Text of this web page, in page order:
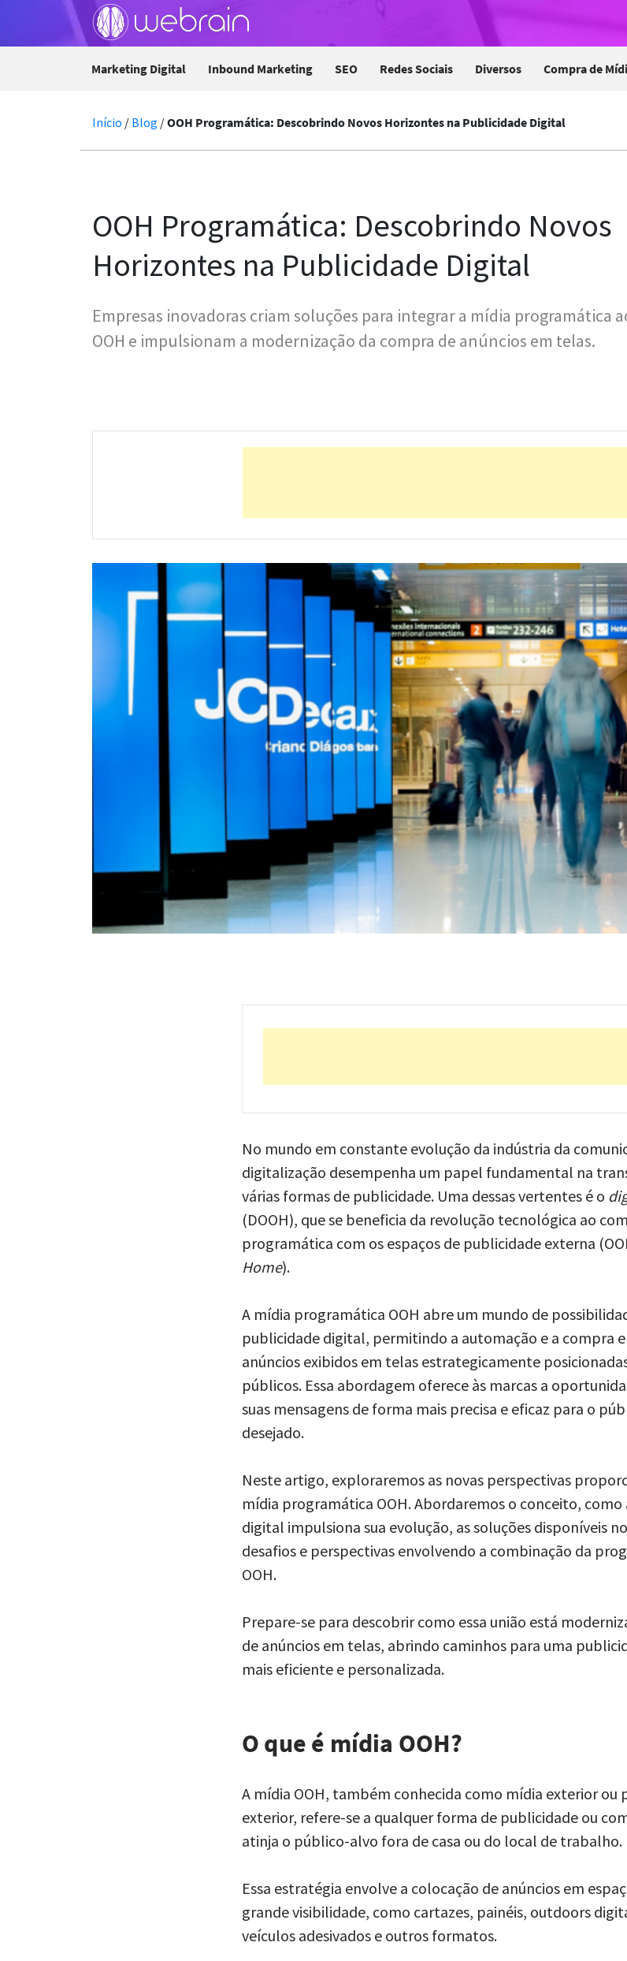
Marketing Digital Inbound Marketing SEO Redes Sociais Diversos Compra de
Início / Blog /OOH Programática: Descobrindo Novos Horizontes na Publicidade Digital
OOH Programática: Descobrindo Novos
Horizontes na Publicidade Digital
Empresas inovadoras criam soluções para integrar a mídia programática
OOH e impulsionam a modernização da compra de anúncios em telas.
No mundo em constante evolução da indústria da
digitalização desempenha um papel fundamental na
várias formas de publicidade. Uma dessas vertentes é o
(DOOH), que se beneficia da revolução tecnológica ao
programática com os espaços de publicidade externa
Home).
A mídia programática OOH abre um mundo de
publicidade digital, permitindo a automação e a compra
anúncios exibidos em telas estrategicamente
públicos. Essa abordagem oferece às marcas a
suas mensagens de forma mais precisa e eficaz para o
desejado.
Neste artigo, exploraremos as novas perspectivas
mídia programática OOH. Abordaremos o conceito,
digital impulsiona sua evolução, as soluções disponíveis
desafios e perspectivas envolvendo a combinação da
OOH.
Prepare-se para descobrir como essa união está
de anúncios em telas, abrindo caminhos para uma
mais eficiente e personalizada.
O que é mídia OOH?
A mídia OOH, também conhecida como mídia exterior ou
exterior, refere-se a qualquer forma de publicidade ou
atinja o público-alvo fora de casa ou do local de trabalho.
Essa estratégia envolve a colocação de anúncios em
grande visibilidade, como cartazes, painéis, outdoors
veículos adesivados e outros formatos.